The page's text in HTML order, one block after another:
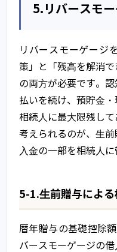
5.リバースモ
リバースモーゲージ
策」と「残⾼を解消で
の両⽅が必要です。
払いを続け、預貯⾦
相続⼈に最⼤限残し
考えられるのが、⽣
⼊⾦の⼀部を相続⼈に
5-1.⽣前贈与によ
暦年贈与の基礎控除額
バースモーゲージの